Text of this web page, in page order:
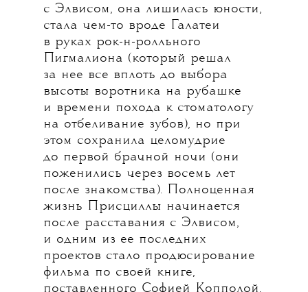
с Элвисом, она лишилась юности,
стала чем-то вроде Галатеи
в руках рок-н-ролльного
Пигмалиона (который решал
за нее все вплоть до выбора
высоты воротника на рубашке
и времени похода к стоматологу
на отбеливание зубов), но при
этом сохранила целомудрие
до первой брачной ночи (они
поженились через восемь лет
после знакомства). Полноценная
жизнь Присциллы начинается
после расставания с Элвисом,
и одним из ее последних
проектов стало продюсирование
фильма по своей книге,
поставленного Софией Копполой.